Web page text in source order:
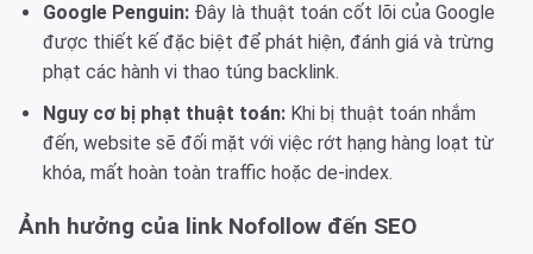
Google Penguin:Đây là thuật toán cốt lõi của Google
được thiết kế đặc biệt để phát hiện, đánh giá và trừng
phạt các hành vi thao túng backlink.
Nguy cơ bị phạt thuật toán:Khi bị thuật toán nhắm
đến, website sẽ đối mặt với việc rớt hạng hàng loạt từ
khóa, mất hoàn toàn traffic hoặc de-index.
Ảnh hưởng của link Nofollow đến SEO